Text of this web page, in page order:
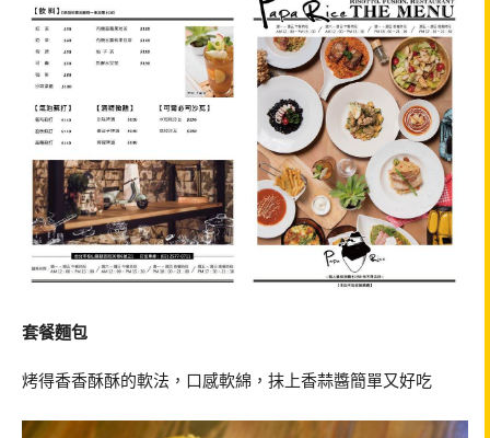
套餐麵包
烤得香香酥酥的軟法，口感軟綿，抹上香蒜醬簡單又好吃